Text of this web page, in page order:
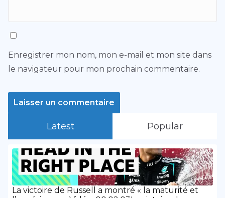
Enregistrer mon nom, mon e-mail et mon site dans
le navigateur pour mon prochain commentaire.
Latest Popular
La victoire de Russell a montré « la maturité et